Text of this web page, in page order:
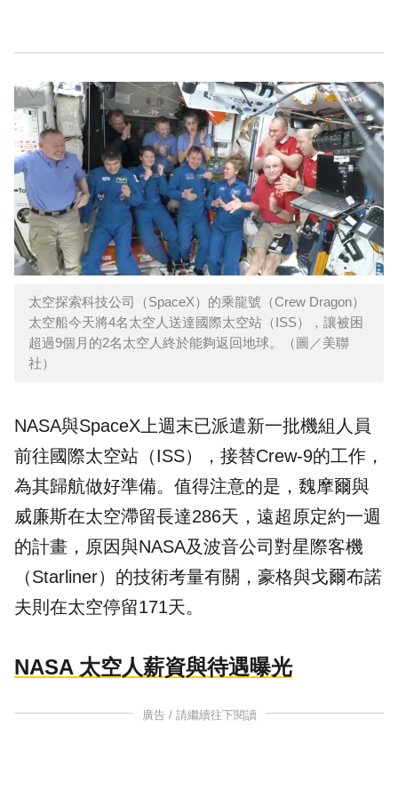
太空探索科技公司（SpaceX）的乘龍號（Crew Dragon）
太空船今天將4名太空人送達國際太空站（ISS），讓被困
超過9個月的2名太空人終於能夠返回地球。（圖／美聯
社）
NASA與SpaceX上週末已派遣新一批機組人員
前往國際太空站（ISS），接替Crew-9的工作，
為其歸航做好準備。值得注意的是，魏摩爾與
威廉斯在太空滯留長達286天，遠超原定約一週
的計畫，原因與NASA及波音公司對星際客機
（Starliner）的技術考量有關，豪格與戈爾布諾
夫則在太空停留171天。
NASA 太空人薪資與待遇曝光
廣告 / 請繼續往下閱讀